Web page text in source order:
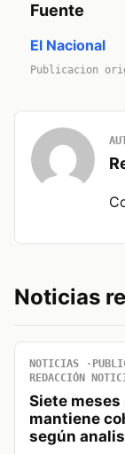
Fuente
El Nacional
Publicacion
Noticias
NOTICIAS
REDACCIÓN
Siete meses
mantiene
según